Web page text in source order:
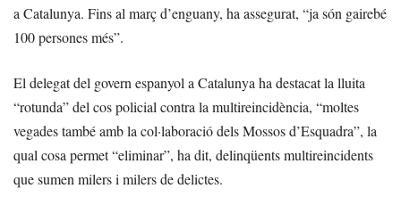
a Catalunya. Fins al març d’enguany, ha assegurat, “ja són gairebé
100 persones més”.
El delegat del govern espanyol a Catalunya ha destacat la lluita
“rotunda” del cos policial contra la multireincidència, “moltes
vegades també amb la col·laboració dels Mossos d’Esquadra”, la
qual cosa permet “eliminar”, ha dit, delinqüents multireincidents
que sumen milers i milers de delictes.